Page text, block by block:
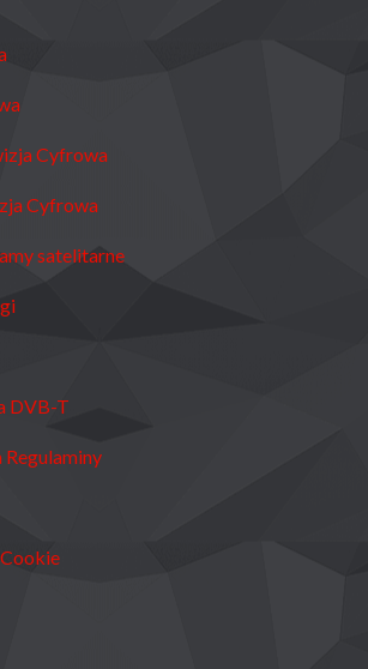
Cyfrowa
Cyfrowa
satelitarne
DVB-T
Regulaminy